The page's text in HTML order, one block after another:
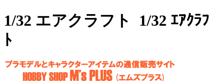
1/32 エアクラフト 1/32 ｴｱｸﾗﾌ
ﾄ